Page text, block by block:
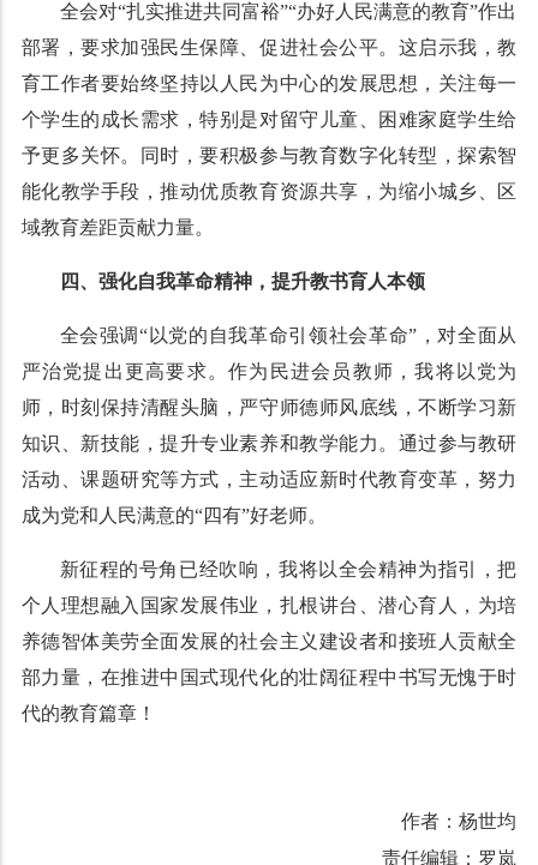
全会对“扎实推进共同富裕”“办好人民满意的教育”作出
部署，要求加强民生保障、促进社会公平。这启示我，教
育工作者要始终坚持以人民为中心的发展思想，关注每一
个学生的成长需求，特别是对留守儿童、困难家庭学生给
予更多关怀。同时，要积极参与教育数字化转型，探索智
能化教学手段，推动优质教育资源共享，为缩小城乡、区
域教育差距贡献力量。
四、强化自我革命精神，提升教书育人本领
全会强调“以党的自我革命引领社会革命”，对全面从
严治党提出更高要求。作为民进会员教师，我将以党为
师，时刻保持清醒头脑，严守师德师风底线，不断学习新
知识、新技能，提升专业素养和教学能力。通过参与教研
活动、课题研究等方式，主动适应新时代教育变革，努力
成为党和人民满意的“四有”好老师。
新征程的号角已经吹响，我将以全会精神为指引，把
个人理想融入国家发展伟业，扎根讲台、潜心育人，为培
养德智体美劳全面发展的社会主义建设者和接班人贡献全
部力量，在推进中国式现代化的壮阔征程中书写无愧于时
代的教育篇章！
作者：杨世均
责任编辑：罗岚